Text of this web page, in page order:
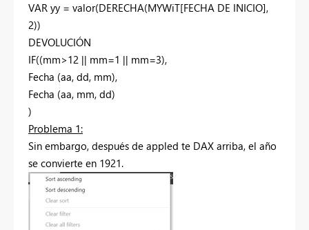
VAR yy = valor(DERECHA(MYWiT[FECHA DE INICIO],
2))
DEVOLUCIÓN
IF((mm>12 || mm=1 || mm=3),
Fecha (aa, dd, mm),
Fecha (aa, mm, dd)
)
Problema 1:
Sin embargo, después de appled te DAX arriba, el año
se convierte en 1921.